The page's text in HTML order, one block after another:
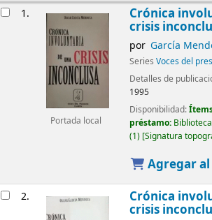
1.
Portada local
Crónica
crisis
por García
Series Voces del
Detalles de
1995
Disponibilidad:
préstamo:
(1) Signatura
Agregar
2. Crónica
crisis